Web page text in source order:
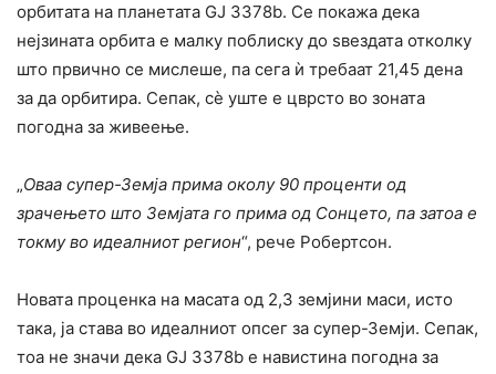
орбитата на планетата GJ 3378b. Се покажа дека
нејзината орбита е малку поблиску до ѕвездата отколку
што првично се мислеше, па сега ѝ требаат 21,45 дена
за да орбитира. Сепак, сè уште е цврсто во зоната
погодна за живеење.
„Оваа супер-Земја прима околу 90 проценти од
зрачењето што Земјата го прима од Сонцето, па затоа е
токму во идеалниот регион“, рече Робертсон.
Новата проценка на масата од 2,3 земјини маси, исто
така, ја става во идеалниот опсег за супер-Земји. Сепак,
тоа не значи дека GJ 3378b е навистина погодна за